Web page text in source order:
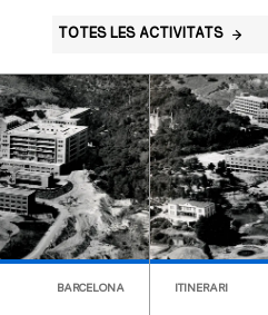
TOTES LES ACTIVITATS
BARCELONA ITINERARI